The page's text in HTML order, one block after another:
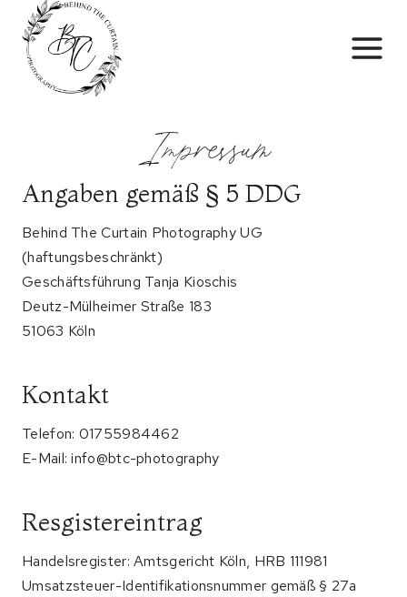
content
Impressum
Angaben gemäß § 5 DDG
Behind The Curtain Photography UG
(haftungsbeschränkt)
Geschäftsführung Tanja Kioschis
Deutz-Mülheimer Straße 183
51063 Köln
Kontakt
Telefon: 01755984462
E-Mail: info@btc-photography
Resgistereintrag
Handelsregister: Amtsgericht Köln, HRB 111981
Umsatzsteuer-Identifikationsnummer gemäß § 27a